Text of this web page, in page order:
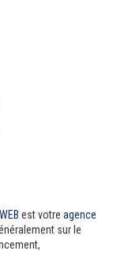
est votre agence
sur le